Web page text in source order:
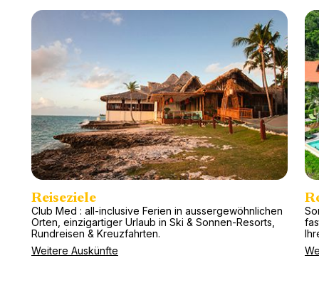
Reiseziele
Club Med : all-inclusive Ferien in aussergewöhnlichen
Orten, einzigartiger Urlaub in Ski & Sonnen-Resorts,
Rundreisen & Kreuzfahrten.
Weitere Auskünfte